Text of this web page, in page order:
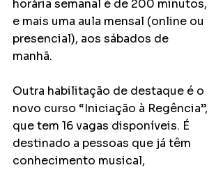
horária semanal é de 200 minutos,
e mais uma aula mensal (online ou
presencial), aos sábados de
manhã.
Outra habilitação de destaque é o
novo curso “Iniciação à Regência”,
que tem 16 vagas disponíveis. É
destinado a pessoas que já têm
conhecimento musical,